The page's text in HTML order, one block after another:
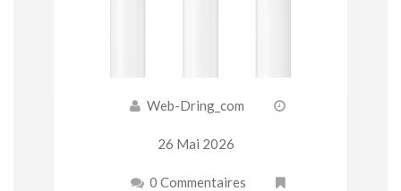
Web-Dring_com
26 Mai 2026
0 Commentaires